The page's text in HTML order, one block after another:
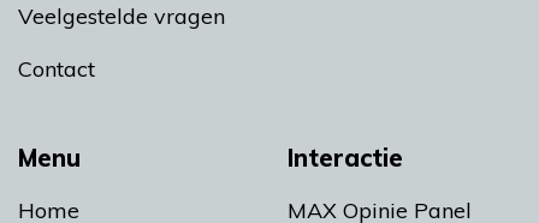
Menu
Home
Interactie
MAX Opinie Panel
Veelgestelde vragen
Contact